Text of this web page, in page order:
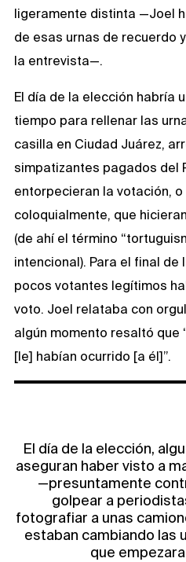
ligeramente distinta —Joel
de esas urnas de recuerdo
la entrevista—.
El día de la elección habría
tiempo para rellenar las
casilla en Ciudad Juárez,
simpatizantes pagados del
entorpecieran la votación,
coloquialmente, que
(de ahí el término
intencional). Para el final de
pocos votantes legítimos
voto. Joel relataba con
algún momento resaltó que
[le] habían ocurrido [a él]”.
El día de la elección,
aseguran haber visto a
—presuntamente
golpear a
fotografiar a unas
estaban cambiando las
que